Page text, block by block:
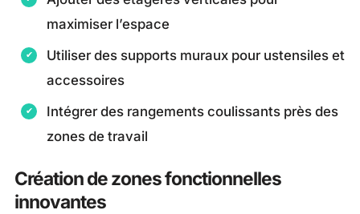
maximiser l’espace
Utiliser des supports muraux pour ustensiles et
accessoires
Intégrer des rangements coulissants près des
zones de travail
Création de zones fonctionnelles
innovantes